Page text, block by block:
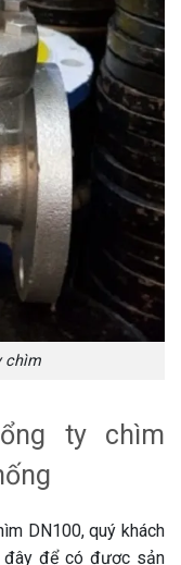
chìm
ty chìm
DN100, quý khách
để có được sản